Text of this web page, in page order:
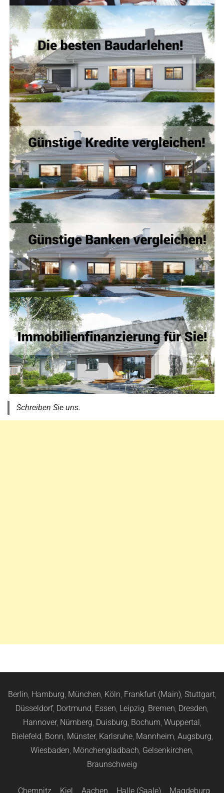
Schreiben Sie uns.
Berlin, Hamburg, München, Köln, Frankfurt (Main), Stuttgart,
Düsseldorf, Dortmund, Essen, Leipzig, Bremen, Dresden,
Hannover, Nürnberg, Duisburg, Bochum, Wuppertal,
Bielefeld, Bonn, Münster, Karlsruhe, Mannheim, Augsburg,
Wiesbaden, Mönchengladbach, Gelsenkirchen,
Braunschweig
Chemnitz Kiel Aachen Halle (Saale) Magdeburg